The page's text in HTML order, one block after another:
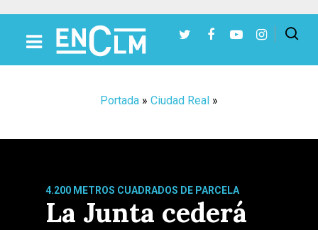
Portada » Ciudad Real »
4.200 METROS CUADRADOS DE PARCELA
La Junta cederá